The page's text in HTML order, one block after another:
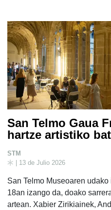
San Telmo Gaua
hartze artistiko
STM
| 13 de Julio 2026
San Telmo Museoaren
18an izango da, doako
artean. Xabier Zirikiainek,